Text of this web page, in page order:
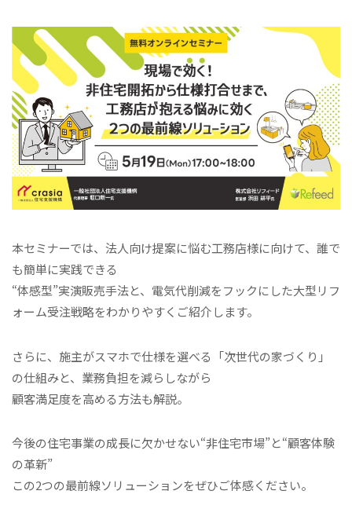
本セミナーでは、法人向け提案に悩む工務店様に向けて、誰で
も簡単に実践できる
“体感型”実演販売手法と、電気代削減をフックにした大型リフ
ォーム受注戦略をわかりやすくご紹介します。
さらに、施主がスマホで仕様を選べる「次世代の家づくり」
の仕組みと、業務負担を減らしながら
顧客満足度を高める方法も解説。
今後の住宅事業の成長に欠かせない“非住宅市場”と“顧客体験
の革新”
この2つの最前線ソリューションをぜひご体感ください。